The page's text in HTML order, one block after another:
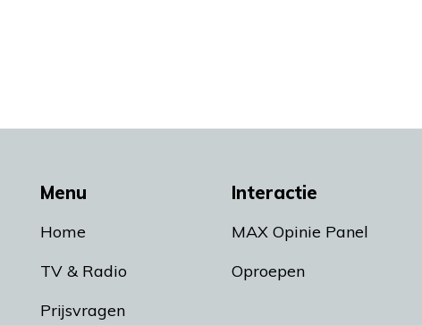
Menu
Home
TV & Radio
Prijsvragen
Interactie
MAX Opinie Panel
Oproepen